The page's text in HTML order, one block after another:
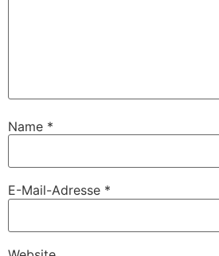
Name *
E-Mail-Adresse *